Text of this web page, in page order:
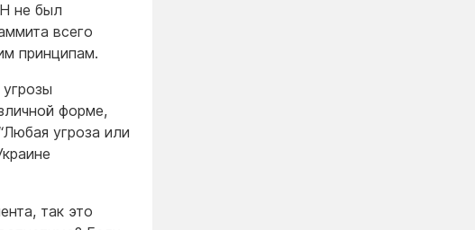
не был
всего
принципам.
форме,
угроза или
так это